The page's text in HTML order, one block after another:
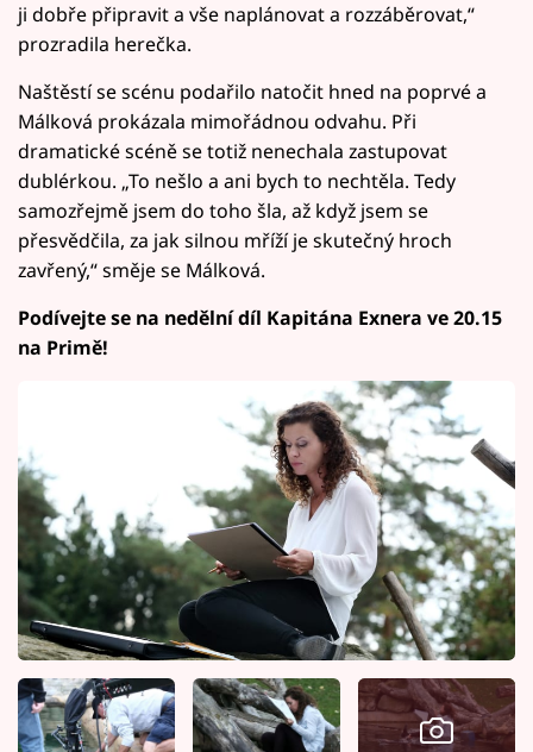
ji dobře připravit a vše naplánovat a rozzáběrovat,“
prozradila herečka.
Naštěstí se scénu podařilo natočit hned na poprvé a
Málková prokázala mimořádnou odvahu. Při
dramatické scéně se totiž nenechala zastupovat
dublérkou. „To nešlo a ani bych to nechtěla. Tedy
samozřejmě jsem do toho šla, až když jsem se
přesvědčila, za jak silnou mříží je skutečný hroch
zavřený,“ směje se Málková.
Podívejte se na nedělní díl Kapitána Exnera ve 20.15
na Primě!